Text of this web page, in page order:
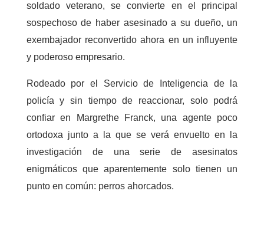
soldado veterano, se convierte en el principal
sospechoso de haber asesinado a su dueño, un
exembajador reconvertido ahora en un influyente
y poderoso empresario.
Rodeado por el Servicio de Inteligencia de la
policía y sin tiempo de reaccionar, solo podrá
confiar en Margrethe Franck, una agente poco
ortodoxa junto a la que se verá envuelto en la
investigación de una serie de asesinatos
enigmáticos que aparentemente solo tienen un
punto en común: perros ahorcados.